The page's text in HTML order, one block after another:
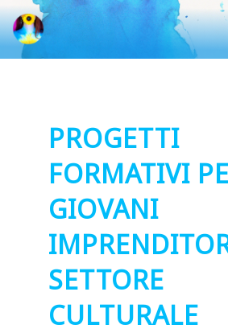
Vai
al
contenuto
PROGETTI
FORMATIVI
GIOVANI
SETTORE
CULTURALE